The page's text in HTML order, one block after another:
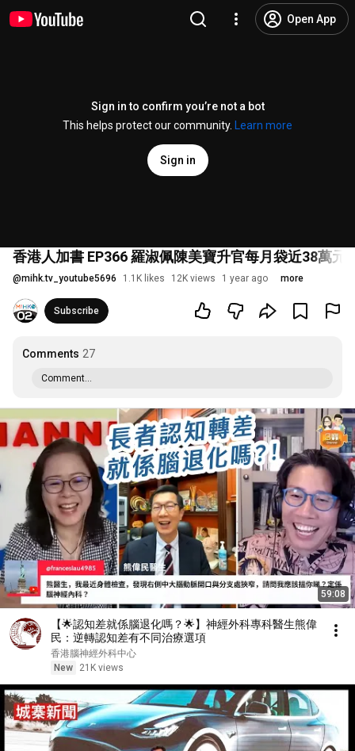
Open App
Sign in to confirm you’re not a bot
This helps protect our community.
Learn more
Sign in
香港人加書 EP366 羅淑佩陳美寶升官每月袋近38萬
@mihk.tv_youtube5696 1.1K likes 12K views 1 year ago more
Subscribe
Comments 27
Comment...
59:08
【🌟認知差就係腦退化嗎？🌟】神經外科專科醫生熊偉
民：逆轉認知差有不同治療選項
香港腦神經外科中心
New
21K views